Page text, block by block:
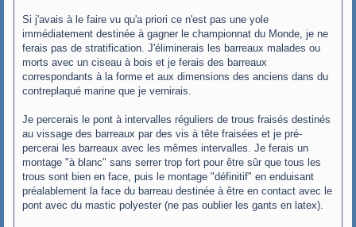
Si j'avais à le faire vu qu'a priori ce n'est pas une yole
immédiatement destinée à gagner le championnat du Monde, je ne
ferais pas de stratification. J'éliminerais les barreaux malades ou
morts avec un ciseau à bois et je ferais des barreaux
correspondants à la forme et aux dimensions des anciens dans du
contreplaqué marine que je vernirais.
Je percerais le pont à intervalles réguliers de trous fraisés destinés
au vissage des barreaux par des vis à tête fraisées et je pré-
percerai les barreaux avec les mêmes intervalles. Je ferais un
montage "à blanc" sans serrer trop fort pour être sûr que tous les
trous sont bien en face, puis le montage "définitif" en enduisant
préalablement la face du barreau destinée à être en contact avec le
pont avec du mastic polyester (ne pas oublier les gants en latex).